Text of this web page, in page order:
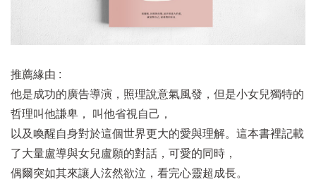
推薦緣由 :
他是成功的廣告導演，照理說意氣風發，但是小女兒獨特的
哲理叫他謙卑， 叫他省視自己，
以及喚醒自身對於這個世界更大的愛與理解。這本書裡記載
了大量盧導與女兒盧願的對話，可愛的同時，
偶爾突如其來讓人泫然欲泣，看完心靈超成長。